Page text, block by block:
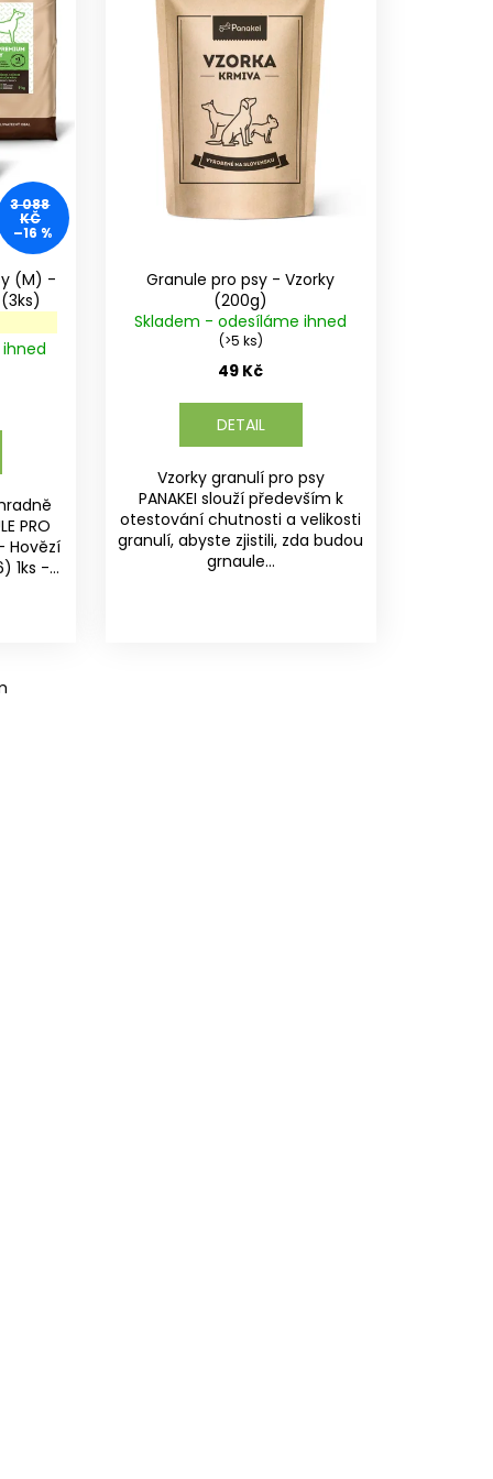
3 088
KČ
–16 %
(M) -
PRO
Hovězí
1ks -...
Granule pro psy - Vzorky
(200g)
Skladem - odesíláme ihned
(>5 ks)
49 Kč
DETAIL
Vzorky granulí pro psy
PANAKEI slouží především k
otestování chutnosti a velikosti
granulí, abyste zjistili, zda budou
grnaule...